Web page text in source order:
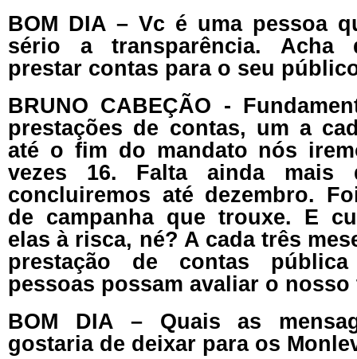
BOM DIA – Vc é uma pessoa
sério a transparência. Acha
prestar contas para o seu
BRUNO CABEÇÃO -
prestações de contas, um a
até o fim do mandato nós
vezes 16. Falta ainda mais
concluiremos até dezembro.
de campanha que trouxe. E
elas à risca, né? A cada três
prestação de contas
pessoas possam avaliar o
BOM DIA – Quais as
gostaria de deixar para os